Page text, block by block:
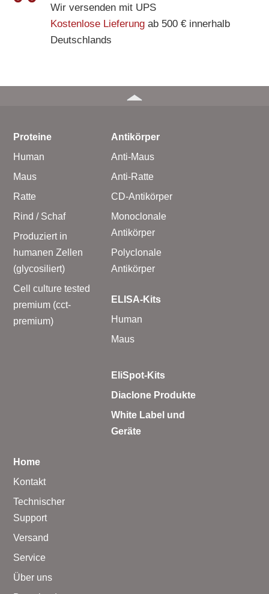
Wir versenden mit UPS
Kostenlose Lieferungab 500 € innerhalb
Deutschlands
Proteine
Human
Maus
Ratte
Rind / Schaf
Produziert in
humanen Zellen
(glycosiliert)
Cell culture tested
premium (cct-
premium)
Antikörper
Anti-Maus
Anti-Ratte
CD-Antikörper
Monoclonale
Antikörper
Polyclonale
Antikörper
ELISA-Kits
Human
Maus
EliSpot-Kits
Diaclone Produkte
White Label und
Geräte
Home
Kontakt
Technischer
Support
Versand
Service
Über uns